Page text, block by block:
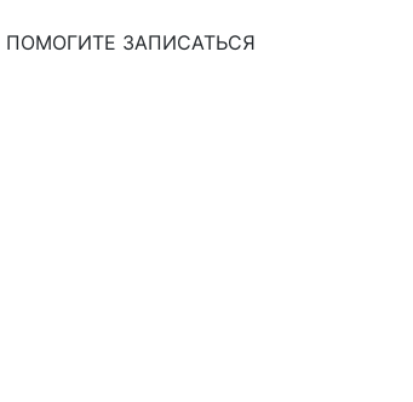
ПОМОГИТЕ ЗАПИСАТЬСЯ